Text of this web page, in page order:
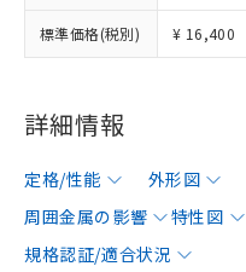
標準価格(税別) ¥ 16,400
詳細情報
定格/性能 外形図
周囲金属の影響
特性図
規格認証/適合状況